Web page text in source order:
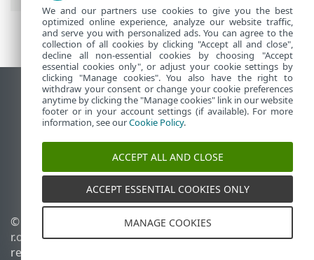
Ver sitio para ordenador
End of Life
Base de conocimiento de ESET
ESET Status Portal
Soporte técnico regional
© 1992 - 2026 ESET, spol. s
r.o. Todos los derechos
reservados.
Administrar cookies
Política de cookies
We and our partners use cookies to give you the best
optimized online experience, analyze our website traffic,
and serve you with personalized ads. You can agree to the
collection of all cookies by clicking "Accept all and close",
decline all non-essential cookies by choosing "Accept
essential cookies only", or adjust your cookie settings by
clicking "Manage cookies". You also have the right to
withdraw your consent or change your cookie preferences
anytime by clicking the "Manage cookies" link in our website
footer or in your account settings (if available). For more
information, see ourCookie Policy.
ACCEPT ALL AND CLOSE
ACCEPT ESSENTIAL COOKIES ONLY
MANAGE COOKIES